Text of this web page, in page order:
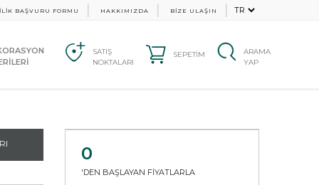
BAŞVURU FORMU HAKKIMIZDA BİZE ULAŞIN
SATIŞ
NOKTALARI
SEPETİM
ARAMA
YAP
0
'DEN BAŞLAYAN FİYATLARLA